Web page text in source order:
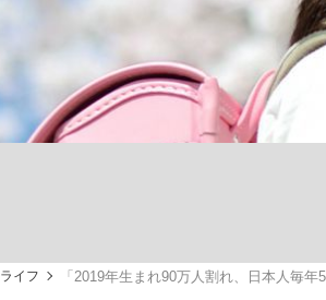
「90%は失敗する。でも…」本田圭佑が初
終戦から81年
ライフ 「2019年生まれ90万人割れ、日本人毎